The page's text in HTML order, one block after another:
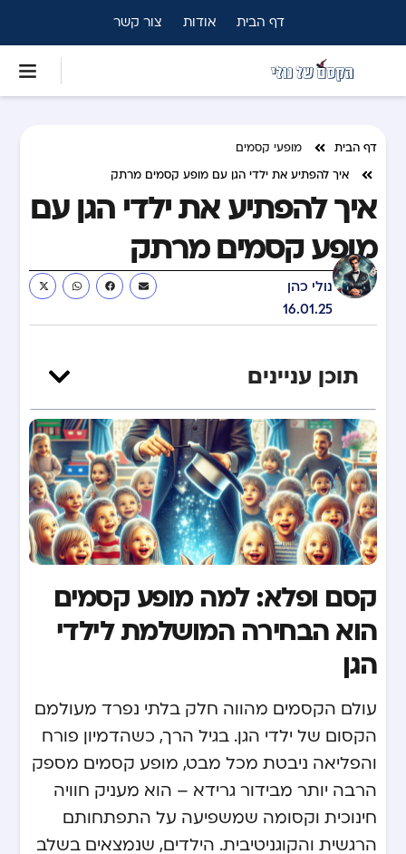
דף הבית אודות צור קשר
דף הבית
מופעי קסמים
איך להפתיע את ילדי הגן עם מופע קסמים מרתק
איך להפתיע את ילדי הגן עם
מופע קסמים מרתק
נולי כהן
16.01.25
תוכן עניינים
קסם ופלא: למה מופע קסמים
הוא הבחירה המושלמת לילדי
הגן
עולם הקסמים מהווה חלק בלתי נפרד מעולמם
הקסום של ילדי הגן. בגיל הרך, כשהדמיון פורח
והפליאה ניבטת מכל מבט, מופע קסמים מספק
הרבה יותר מבידור גרידא – הוא מעניק חוויה
חינוכית וקסומה שמשפיעה על התפתחותם
הרגשית והקוגניטיבית. הילדים, שנמצאים בשלב